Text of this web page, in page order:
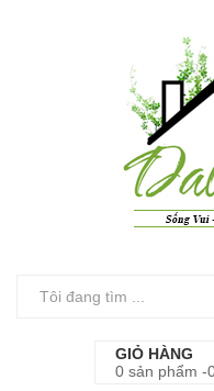
GIỎ HÀNG
0 sản phẩm -